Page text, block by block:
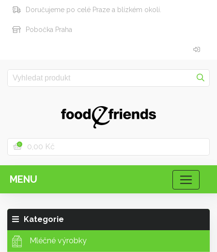
Doručujeme po celé Praze a blízkém okolí.
Pobočka Praha
0 0,00 Kč
MENU
Kategorie
Mléčné výrobky